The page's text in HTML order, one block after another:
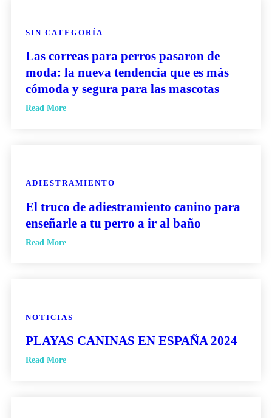
SIN CATEGORÍA
Las correas para perros pasaron de
moda: la nueva tendencia que es más
cómoda y segura para las mascotas
Read More
ADIESTRAMIENTO
El truco de adiestramiento canino para
enseñarle a tu perro a ir al baño
Read More
NOTICIAS
PLAYAS CANINAS EN ESPAÑA 2024
Read More